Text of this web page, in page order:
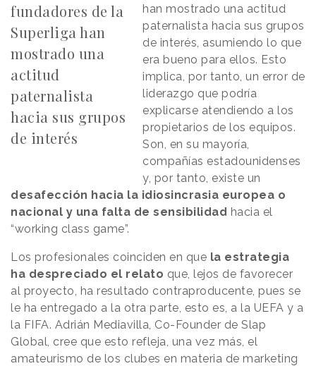
fundadores de la
Superliga han
mostrado una
actitud
paternalista
hacia sus grupos
de interés
han mostrado una actitud
paternalista hacia sus grupos
de interés, asumiendo lo que
era bueno para ellos. Esto
implica, por tanto, un error de
liderazgo que podría
explicarse atendiendo a los
propietarios de los equipos.
Son, en su mayoría,
compañías estadounidenses
y, por tanto, existe un
desafección hacia la idiosincrasia europea o
nacional y una falta de sensibilidad hacia el
“working class game”.
Los profesionales coinciden en que la estrategia
ha despreciado el relato que, lejos de favorecer
al proyecto, ha resultado contraproducente, pues se
le ha entregado a la otra parte, esto es, a la UEFA y a
la FIFA. Adrián Mediavilla, Co-Founder de Slap
Global, cree que esto refleja, una vez más, el
amateurismo de los clubes en materia de marketing